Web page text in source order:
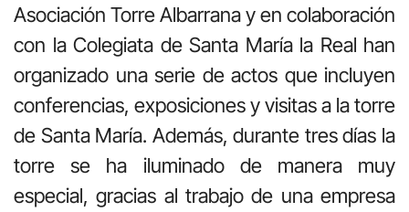
Asociación Torre Albarrana y en colaboración
con la Colegiata de Santa María la Real han
organizado una serie de actos que incluyen
conferencias, exposiciones y visitas a la torre
de Santa María. Además, durante tres días la
torre se ha iluminado de manera muy
especial, gracias al trabajo de una empresa